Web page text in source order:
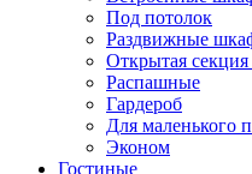
Под потолок
Раздвижные
Открытая
Распашные
Гардероб
Для маленького
Эконом
Гостиные